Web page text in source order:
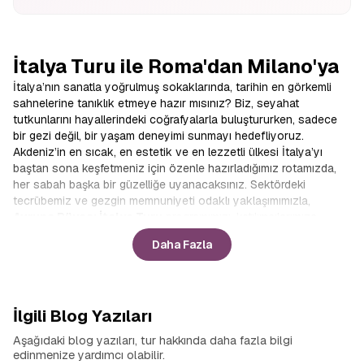
İtalya Turu ile Roma'dan Milano'ya
İtalya’nın sanatla yoğrulmuş sokaklarında, tarihin en görkemli
sahnelerine tanıklık etmeye hazır mısınız? Biz, seyahat
tutkunlarını hayallerindeki coğrafyalarla buluştururken, sadece
bir gezi değil, bir yaşam deneyimi sunmayı hedefliyoruz.
Akdeniz’in en sıcak, en estetik ve en lezzetli ülkesi İtalya’yı
baştan sona keşfetmeniz için özenle hazırladığımız rotamızda,
her sabah başka bir güzelliğe uyanacaksınız. Sektördeki
tecrübemiz ve gezgin memnuniyeti odaklı yaklaşımımızla,
konforu ve keşfi aynı anda yaşatacak şekilde dizayn ettik.
Çizmenin ucundan topuğuna değil, kalbine ve ruhuna dokunan
bu yolculukta, bize katılın ve sınırların ötesindeki güzellikleri
köşesinde farklı bir hikaye barındırır. Bu hikayeleri yerinde
kapsamlıİtalya Turları hazırladık. Klasikleşmiş rotaların dışına
Daha Fazla
İlgili Blog Yazıları
Aşağıdaki blog yazıları, tur hakkında daha fazla bilgi
edinmenize yardımcı olabilir.